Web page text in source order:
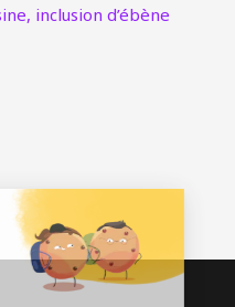
inclusion d’ébène